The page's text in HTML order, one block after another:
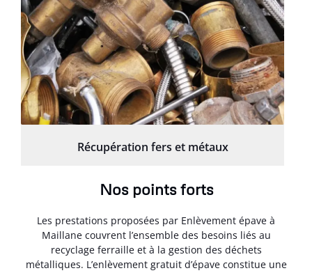
Récupération fers et métaux
Nos points forts
Les prestations proposées par Enlèvement épave à
Maillane couvrent l’ensemble des besoins liés au
recyclage ferraille et à la gestion des déchets
métalliques. L’enlèvement gratuit d’épave constitue une